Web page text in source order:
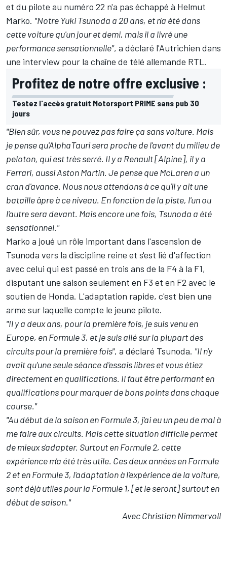
et du pilote au numéro 22 n'a pas échappé à Helmut
Marko. "Notre Yuki Tsunoda a 20 ans, et n'a été dans
cette voiture qu'un jour et demi, mais il a livré une
performance sensationnelle", a déclaré l'Autrichien dans
une interview pour la chaîne de télé allemande RTL.
Profitez de notre offre exclusive :
Testez l'accès gratuit Motorsport PRIME sans pub 30
jours
"Bien sûr, vous ne pouvez pas faire ça sans voiture. Mais
je pense qu'AlphaTauri sera proche de l'avant du milieu de
peloton, qui est très serré. Il y a Renault [Alpine], il y a
Ferrari, aussiAston Martin. Je pense queMcLarena un
cran d'avance. Nous nous attendons à ce qu'il y ait une
bataille âpre à ce niveau. En fonction de la piste, l'un ou
l'autre sera devant. Mais encore une fois, Tsunoda a été
sensationnel."
Marko a joué un rôle important dans l'ascension de
Tsunoda vers la discipline reine et s'est lié d'affection
avec celui qui est passé en trois ans de la F4 à la F1,
disputant une saison seulement en F3 et en F2 avec le
soutien de Honda. L'adaptation rapide, c'est bien une
arme sur laquelle compte le jeune pilote.
"Il y a deux ans, pour la première fois, je suis venu en
Europe, en Formule 3, et je suis allé sur la plupart des
circuits pour la première fois", a déclaré Tsunoda. "Il n'y
avait qu'une seule séance d'essais libres et vous étiez
directement en qualifications. Il faut être performant en
qualifications pour marquer de bons points dans chaque
course."
"Au début de la saison en Formule 3, j'ai eu un peu de mal à
me faire aux circuits. Mais cette situation difficile permet
de mieux s'adapter. Surtout en Formule 2, cette
expérience m'a été très utile. Ces deux années en Formule
2 et en Formule 3, l'adaptation à l'expérience de la voiture,
sont déjà utiles pour la Formule 1, [et le seront] surtout en
début de saison."
Avec Christian Nimmervoll